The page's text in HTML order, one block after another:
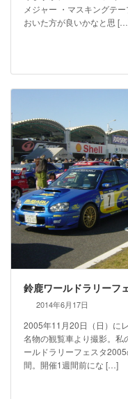
メジャー ・マスキングテ
おいた方が良いかなと思
鈴鹿ワールドラリーフ
2014年6月17日
2005年11月20日（日）に
名物の観覧車より撮影。私
ールドラリーフェスタ
間。開催1週間前にな […]